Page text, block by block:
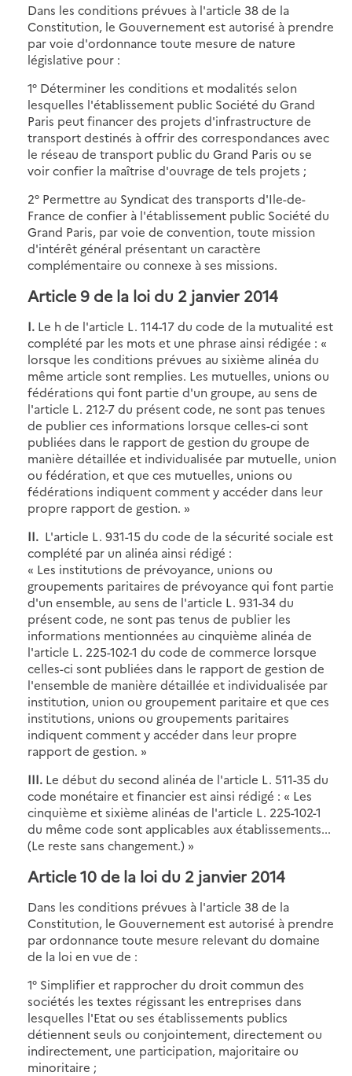
Dans les conditions prévues à l'article 38 de la
Constitution, le Gouvernement est autorisé à prendre
par voie d'ordonnance toute mesure de nature
législative pour :
1° Déterminer les conditions et modalités selon
lesquelles l'établissement public Société du Grand
Paris peut financer des projets d'infrastructure de
transport destinés à offrir des correspondances avec
le réseau de transport public du Grand Paris ou se
voir confier la maîtrise d'ouvrage de tels projets ;
2° Permettre au Syndicat des transports d'Ile-de-
France de confier à l'établissement public Société du
Grand Paris, par voie de convention, toute mission
d'intérêt général présentant un caractère
complémentaire ou connexe à ses missions.
Article 9 de la loi du 2 janvier 2014
I. Le h de l'article L. 114-17 du code de la mutualité est
complété par les mots et une phrase ainsi rédigée : «
lorsque les conditions prévues au sixième alinéa du
même article sont remplies. Les mutuelles, unions ou
fédérations qui font partie d'un groupe, au sens de
l'article L. 212-7 du présent code, ne sont pas tenues
de publier ces informations lorsque celles-ci sont
publiées dans le rapport de gestion du groupe de
manière détaillée et individualisée par mutuelle, union
ou fédération, et que ces mutuelles, unions ou
fédérations indiquent comment y accéder dans leur
propre rapport de gestion. »
II. L'article L. 931-15 du code de la sécurité sociale est
complété par un alinéa ainsi rédigé :
« Les institutions de prévoyance, unions ou
groupements paritaires de prévoyance qui font partie
d'un ensemble, au sens de l'article L. 931-34 du
présent code, ne sont pas tenus de publier les
informations mentionnées au cinquième alinéa de
l'article L. 225-102-1 du code de commerce lorsque
celles-ci sont publiées dans le rapport de gestion de
l'ensemble de manière détaillée et individualisée par
institution, union ou groupement paritaire et que ces
institutions, unions ou groupements paritaires
indiquent comment y accéder dans leur propre
rapport de gestion. »
III. Le début du second alinéa de l'article L. 511-35 du
code monétaire et financier est ainsi rédigé : « Les
cinquième et sixième alinéas de l'article L. 225-102-1
du même code sont applicables aux établissements...
(Le reste sans changement.) »
Article 10 de la loi du 2 janvier 2014
Dans les conditions prévues à l'article 38 de la
Constitution, le Gouvernement est autorisé à prendre
par ordonnance toute mesure relevant du domaine
de la loi en vue de :
1° Simplifier et rapprocher du droit commun des
sociétés les textes régissant les entreprises dans
lesquelles l'Etat ou ses établissements publics
détiennent seuls ou conjointement, directement ou
indirectement, une participation, majoritaire ou
minoritaire ;